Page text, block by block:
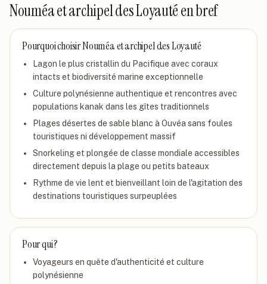
Nouméa et archipel des Loyautéen bref
Pourquoi choisirNouméa et archipel des Loyauté
Lagon le plus cristallin du Pacifique avec coraux
intacts et biodiversité marine exceptionnelle
Culture polynésienne authentique et rencontres avec
populations kanak dans les gîtes traditionnels
Plages désertes de sable blanc à Ouvéa sans foules
touristiques ni développement massif
Snorkeling et plongée de classe mondiale accessibles
directement depuis la plage ou petits bateaux
Rythme de vie lent et bienveillant loin de l'agitation des
destinations touristiques surpeuplées
Pour qui ?
Voyageurs en quête d'authenticité et culture
polynésienne